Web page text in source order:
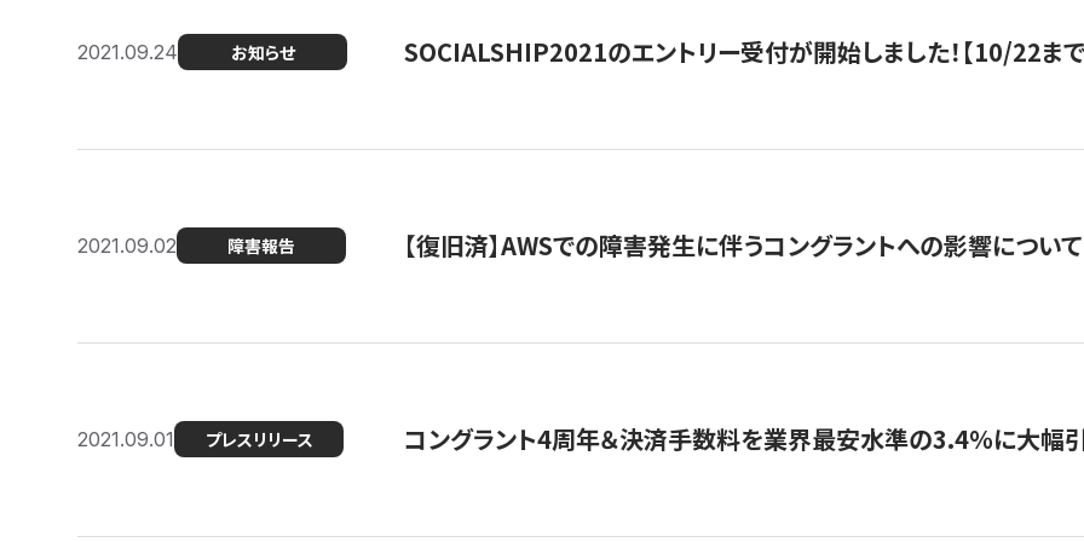
2021.09.24 お知らせ SOCIALSHIP2021のエントリー受付が開始しました！【10/22まで
2021.09.02 障害報告 【復旧済】AWSでの障害発生に伴うコングラントへの影響について
2021.09.01 プレスリリース コングラント4周年＆決済手数料を業界最安水準の3.4％に大幅